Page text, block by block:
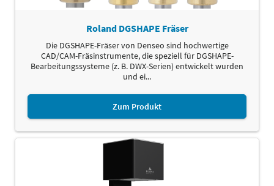
Roland DGSHAPE Fräser
Die DGSHAPE-Fräser von Denseo sind hochwertige
CAD/CAM-Fräsinstrumente, die speziell für DGSHAPE-
Bearbeitungssysteme (z. B. DWX-Serien) entwickelt wurden
und ei...
Zum Produkt